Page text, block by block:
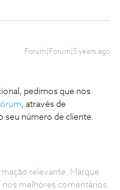
Forum|Forum|5 years ago
pedimos que nos
, através de
seu número de cliente.
relevante. Marque
nos melhores comentários.